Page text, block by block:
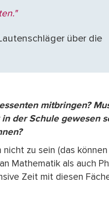
über die
mitbringen?
der Schule gewesen
nicht zu sein (das
Mathematik als auch
Zeit mit diesen